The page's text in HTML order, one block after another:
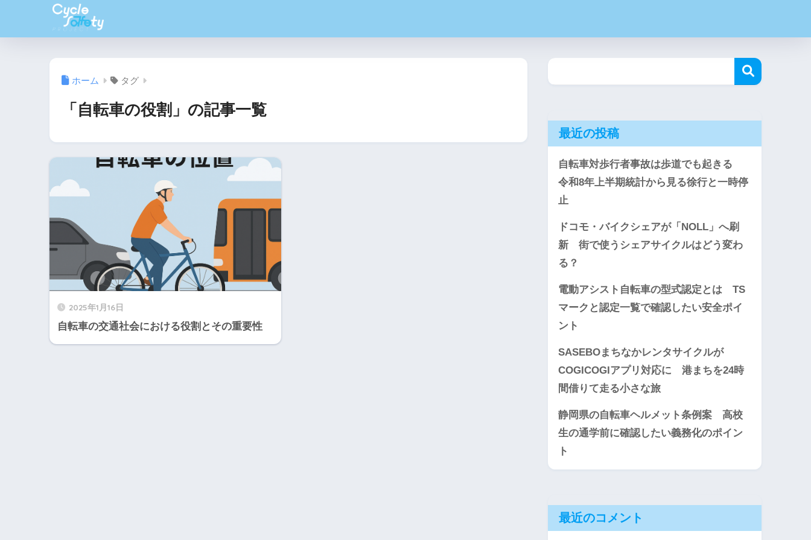
ホーム タグ
「自転車の役割」の記事一覧
2025年1月16日
自転車の交通社会における役割とその重要性
最近の投稿
自転車対歩行者事故は歩道でも起きる
令和8年上半期統計から見る徐行と一時停
止
ドコモ・バイクシェアが「NOLL」へ刷
新 街で使うシェアサイクルはどう変わ
る？
電動アシスト自転車の型式認定とは TS
マークと認定一覧で確認したい安全ポイ
ント
SASEBOまちなかレンタサイクルが
COGICOGIアプリ対応に 港まちを24時
間借りて走る小さな旅
静岡県の自転車ヘルメット条例案 高校
生の通学前に確認したい義務化のポイン
ト
最近のコメント